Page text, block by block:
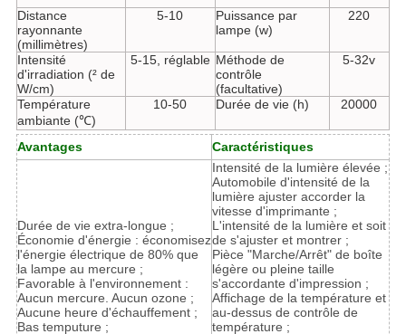
Distance
rayonnante
(millimètres)
5-10
Puissance par
lampe (w)
220
Intensité
d'irradiation (² de
W/cm)
5-15, réglable Méthode de
contrôle
(facultative)
5-32v
Température
ambiante (℃)
10-50 Durée de vie (h) 20000
Avantages Caractéristiques
Durée de vie extra-longue ;
Économie d'énergie : économisez
l'énergie électrique de 80% que
la lampe au mercure ;
Favorable à l'environnement :
Aucun mercure. Aucun ozone ;
Aucune heure d'échauffement ;
Bas temputure ;
Intensité de la lumière élevée ;
Automobile d'intensité de la
lumière ajuster accorder la
vitesse d'imprimante ;
L'intensité de la lumière et soit
de s'ajuster et montrer ;
Pièce "Marche/Arrêt" de boîte
légère ou pleine taille
s'accordante d'impression ;
Affichage de la température et
au-dessus de contrôle de
température ;